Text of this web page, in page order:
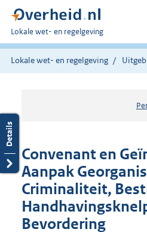
U
bent
hier:
Lokale wet- en regelgeving
Lokale wet- en regelgeving
Convenant en
Aanpak
Criminaliteit,
Bevordering